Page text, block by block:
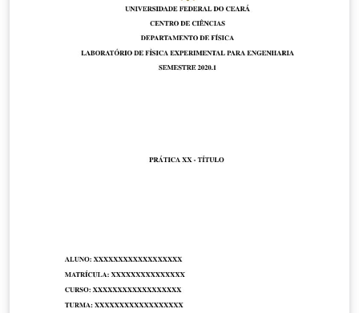
Ceará (UFC) according to ABNT standards. Much of the
work was adapted from the UECE template prepared by
Thiago Nascimento from the abntex2 class. Questions,
clarifications or suggestions can be sent to the